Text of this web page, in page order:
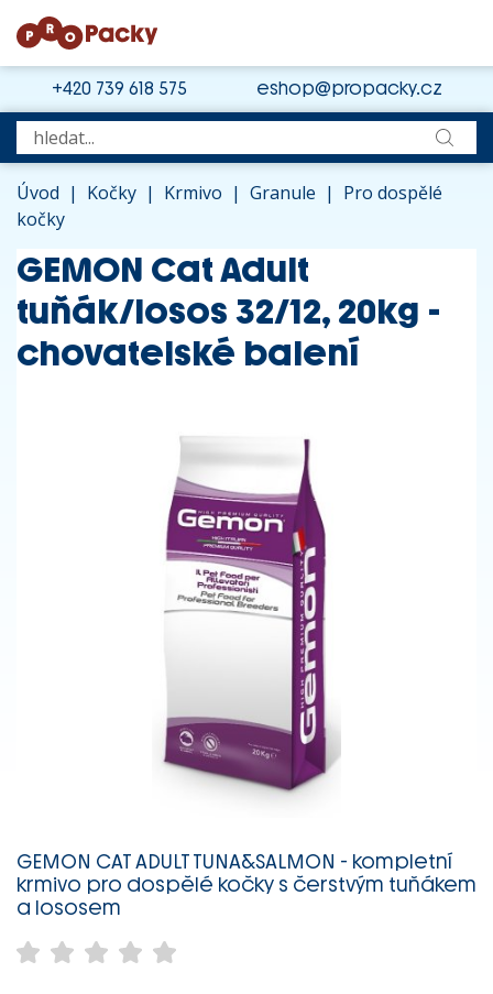
+420 739 618 575 eshop@propacky.cz
Úvod | Kočky | Krmivo | Granule | Pro dospělé
kočky
GEMON Cat Adult
tuňák/losos 32/12, 20kg -
chovatelské balení
GEMON CAT ADULT TUNA&SALMON - kompletní
krmivo pro dospělé kočky s čerstvým tuňákem
a lososem